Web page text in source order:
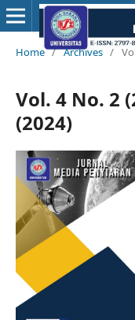
Home / Archives /
Vol. 4 No. 2
(2024)